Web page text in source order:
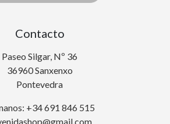
Contacto
Paseo Silgar, Nº 36
36960 Sanxenxo
Pontevedra
+34 691 846 515